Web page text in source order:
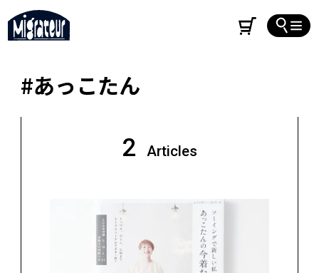
#あっこたん
2 Articles